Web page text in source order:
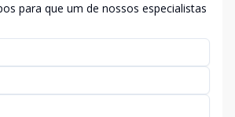
para que um de nossos especialistas